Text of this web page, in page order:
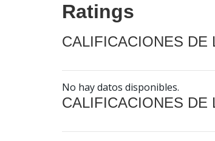
Ratings
CALIFICACIONES DE
No hay datos disponibles.
CALIFICACIONES DE